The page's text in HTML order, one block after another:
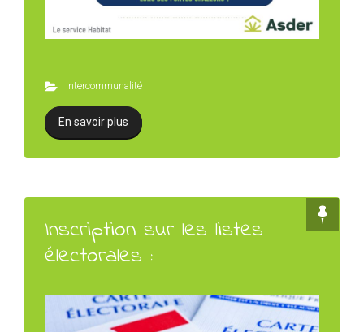
intercommunalité
En savoir plus
Inscription sur les listes
électorales :